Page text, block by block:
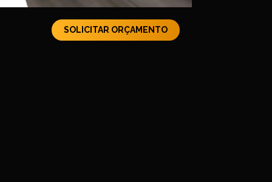
SOLICITAR ORÇAMENTO